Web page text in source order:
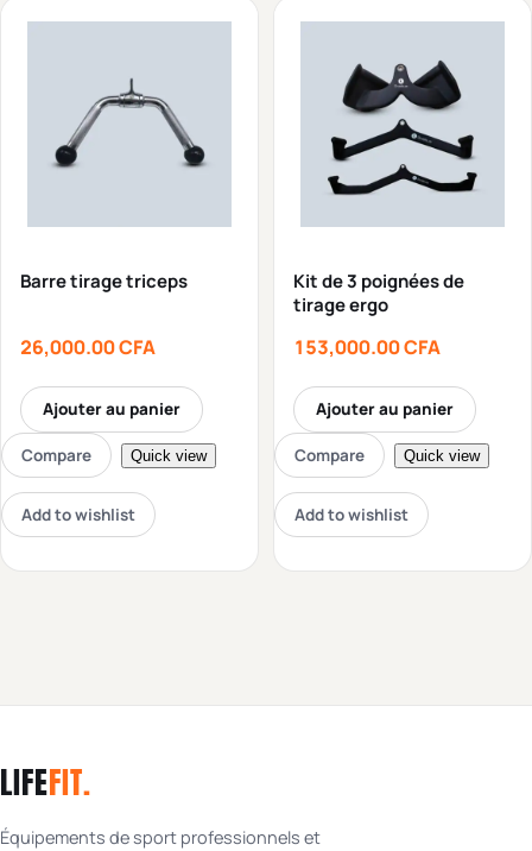
Barre tirage triceps
26,000.00CFA
Ajouter au panier
Compare Quick view
Add to wishlist
Kit de 3 poignées de
tirage ergo
153,000.00CFA
Ajouter au panier
Compare Quick view
Add to wishlist
LIFEFIT.
Équipements de sport professionnels et